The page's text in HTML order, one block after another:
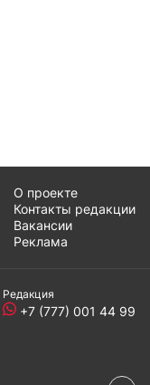
О проекте
Контакты редакции
Вакансии
Реклама
Редакция
+7 (777) 001 44 99